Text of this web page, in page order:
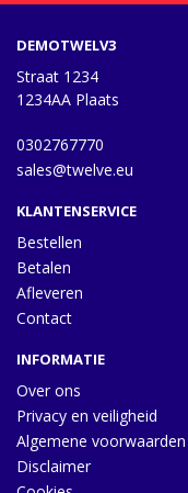
DEMOTWELV3
Straat 1234
1234AA Plaats
0302767770
sales@twelve.eu
KLANTENSERVICE
Bestellen
Betalen
Afleveren
Contact
INFORMATIE
Over ons
Privacy en veiligheid
Algemene voorwaarden
Disclaimer